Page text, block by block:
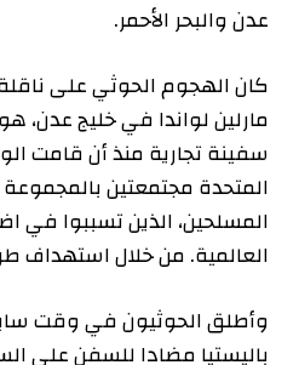
عدن والبحر الأحمر.
كان الهجوم الحوثي على
مارلين لواندا في خليج عدن،
سفينة تجارية منذ أن قامت
المتحدة مجتمعتين
المسلحين، الذين تسببوا في
العالمية. من خلال استهداف
وأطلق الحوثيون في وقت
باليستيا مضادا للسفن على